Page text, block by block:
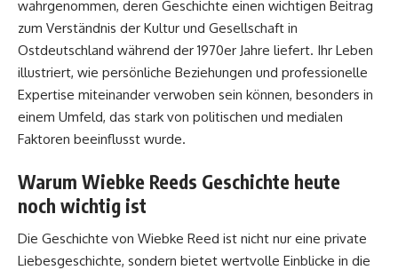
wahrgenommen, deren Geschichte einen wichtigen Beitrag
zum Verständnis der Kultur und Gesellschaft in
Ostdeutschland während der 1970er Jahre liefert. Ihr Leben
illustriert, wie persönliche Beziehungen und professionelle
Expertise miteinander verwoben sein können, besonders in
einem Umfeld, das stark von politischen und medialen
Faktoren beeinflusst wurde.
Warum Wiebke Reeds Geschichte heute
noch wichtig ist
Die Geschichte von Wiebke Reed ist nicht nur eine private
Liebesgeschichte, sondern bietet wertvolle Einblicke in die